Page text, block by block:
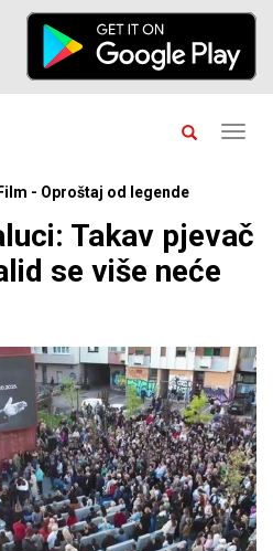
- Oproštaj od legende
Takav pjevač
se više neće